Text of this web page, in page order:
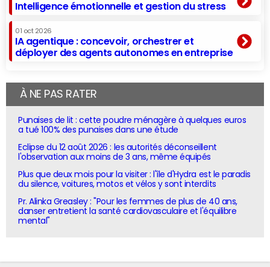
Intelligence émotionnelle et gestion du stress
01 oct 2026
IA agentique : concevoir, orchestrer et
déployer des agents autonomes en entreprise
À NE PAS RATER
Punaises de lit : cette poudre ménagère à quelques euros
a tué 100% des punaises dans une étude
Eclipse du 12 août 2026 : les autorités déconseillent
l'observation aux moins de 3 ans, même équipés
Plus que deux mois pour la visiter : l'île d'Hydra est le paradis
du silence, voitures, motos et vélos y sont interdits
Pr. Alinka Greasley : "Pour les femmes de plus de 40 ans,
danser entretient la santé cardiovasculaire et l'équilibre
mental"